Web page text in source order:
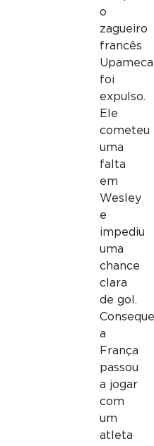
o
zagueiro
francês
foi
expulso.
Ele
cometeu
uma
falta
em
Wesley
e
impediu
uma
chance
clara
de gol.
a
França
passou
a jogar
com
um
atleta